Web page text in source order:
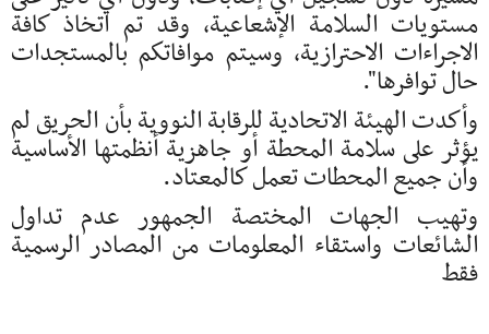
مستويات السلامة الإشعاعية، وقد تم اتخاذ كافة
الاجراءات الاحترازية، وسيتم موافاتكم بالمستجدات
حال توافرها".
وأكدت الهيئة الاتحادية للرقابة النووية بأن الحريق لم
يؤثر على سلامة المحطة أو جاهزية أنظمتها الأساسية
وأن جميع المحطات تعمل كالمعتاد.
وتهيب الجهات المختصة الجمهور عدم تداول
الشائعات واستقاء المعلومات من المصادر الرسمية
فقط